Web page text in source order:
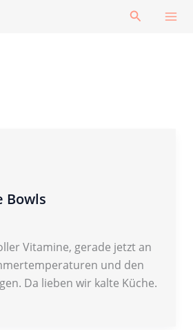
Suchen
Bowls
Vitamine, gerade jetzt an
und den
Da lieben wir kalte Küche.